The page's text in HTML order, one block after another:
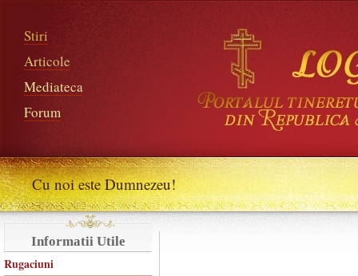
Stiri
Articole
Mediateca
Forum
Cu noi este Dumnezeu!
Informatii Utile
Rugaciuni